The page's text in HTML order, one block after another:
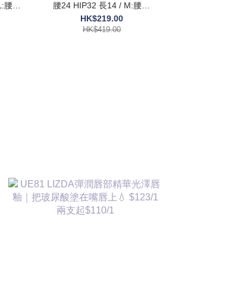
腰24 HIP32 長14 / M:腰26
HIP33 長14.5 $419
HK$219.00
HK$419.00